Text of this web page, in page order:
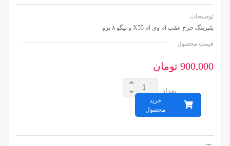
توضیحات
بلبرینگ چرخ عقب ام وی ام X55 و تیگو ۸ پرو
قیمت محصول
900,000 تومان
تعداد:
خرید
محصول